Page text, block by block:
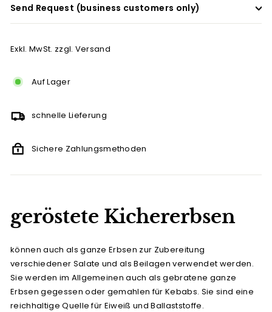
Send Request (business customers only)
Exkl. MwSt. zzgl. Versand
Auf Lager
schnelle Lieferung
Sichere Zahlungsmethoden
geröstete Kichererbsen
können auch als ganze Erbsen zur Zubereitung
verschiedener Salate und als Beilagen verwendet werden.
Sie werden im Allgemeinen auch als gebratene ganze
Erbsen gegessen oder gemahlen für Kebabs. Sie sind eine
reichhaltige Quelle für Eiweiß und Ballaststoffe.